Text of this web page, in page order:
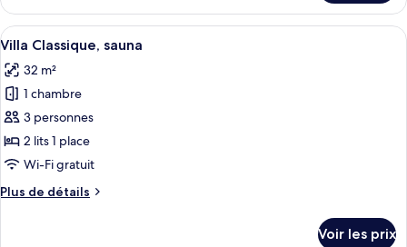
climatisation
le
type
de
Villa
Standard,
climatisation
Afficher
toutes
les
photos
pour
ce
type
chambre :
Un intérieur moderne avec un
4
Villa Classique, sauna
32 m²
1 chambre
3 personnes
2 lits 1 place
Wi-Fi gratuit
Plus de détails
Plus
Voir les prix